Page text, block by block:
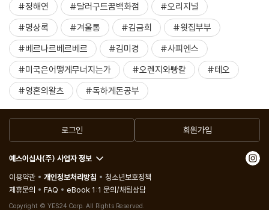
#정해연
#달러구트꿈백화점
#오리지널
#명상록
#겨울통 #김금희
#윗집부부
#베르나르베르베르
#김미경
#사피엔스
#미국은어떻게무너지는가
#오렌지와빵칼
#테오
#영혼의왈츠
#독하게돈공부
로그인 회원가입
예스이십사(주) 사업자 정보
이용약관
개인정보처리방침
청소년보호정책
제휴문의
FAQ eBook 1:1 문의/채팅상담
Copyright © YES24 Corp. All Rights Reserved.